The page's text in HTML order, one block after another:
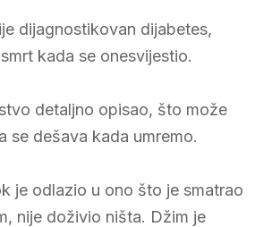
dijagnostikovan dijabetes,
kada se onesvijestio.
detaljno opisao, što može
se dešava kada umremo.
je odlazio u ono što je smatrao
nije doživio ništa. Džim je